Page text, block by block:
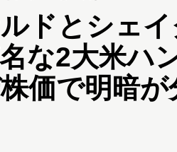
ドとシェ
な2大米ハ
価で明暗